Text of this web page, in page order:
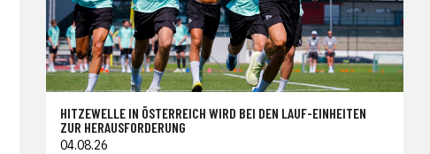
HITZEWELLE IN ÖSTERREICH WIRD BEI DEN LAUF-EINHEITEN
ZUR HERAUSFORDERUNG
04.08.26